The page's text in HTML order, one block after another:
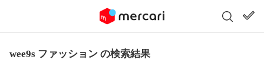
wee9s ファッション の検索結果